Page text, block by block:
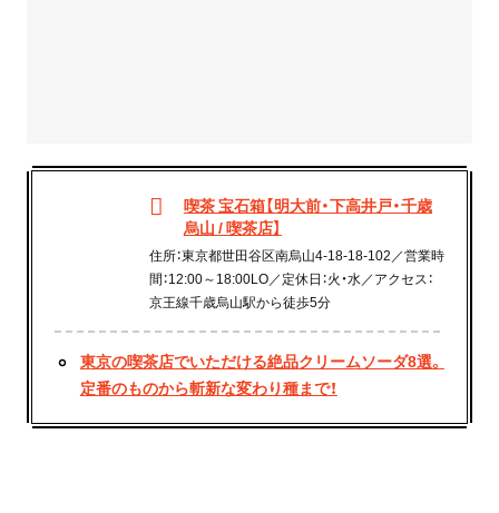
喫茶 宝石箱【明大前・下高井戸・千歳
烏山 / 喫茶店】
住所：東京都世田谷区南烏山4-18-18-102／営業時
間：12:00～18:00LO／定休日：火・水／アクセス：
京王線千歳烏山駅から徒歩5分
東京の喫茶店でいただける絶品クリームソーダ8選。
定番のものから斬新な変わり種まで！